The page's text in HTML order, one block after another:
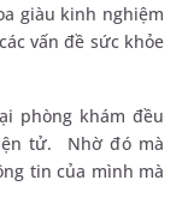
giàu kinh nghiệm
vấn đề sức khỏe
phòng khám đều
tử. Nhờ đó mà
tin của mình mà